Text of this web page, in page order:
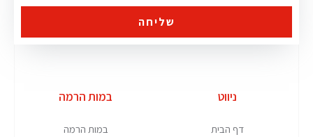
שליחה
ניווט
דף הבית
במות הרמה
במות הרמה